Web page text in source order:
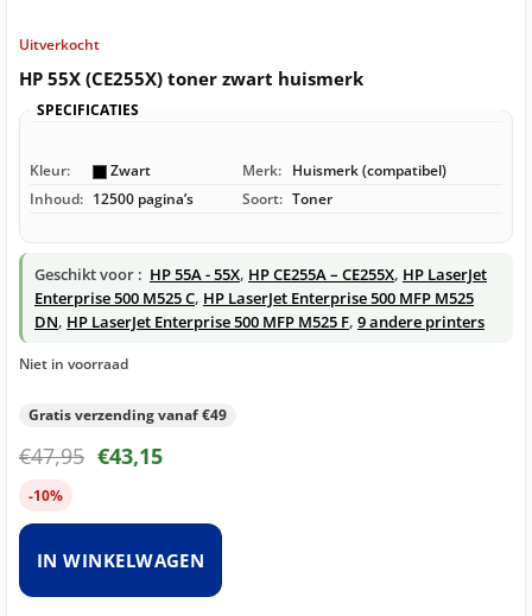
Uitverkocht
HP 55X (CE255X) toner zwart huismerk
SPECIFICATIES
Kleur: Zwart Merk: Huismerk (compatibel)
Inhoud: 12500 pagina’s Soort: Toner
Geschikt voor : HP 55A - 55X, HP CE255A – CE255X, HP LaserJet
Enterprise 500 M525 C, HP LaserJet Enterprise 500 MFP M525
DN, HP LaserJet Enterprise 500 MFP M525 F, 9 andere printers
Niet in voorraad
Gratis verzending vanaf €49
€47,95 €43,15
-10%
IN WINKELWAGEN